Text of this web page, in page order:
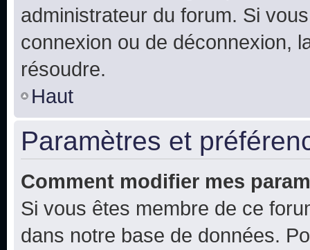
administrateur du forum. Si
connexion ou de déconnexion,
résoudre.
Haut
Paramètres et
Comment modifier mes
Si vous êtes membre de ce
dans notre base de données.